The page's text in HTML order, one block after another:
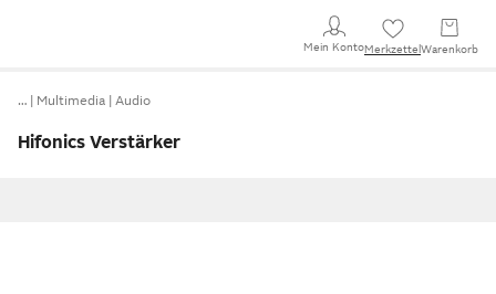
Mein KontoMerkzettel Warenkorb
… Multimedia Audio
Hifonics Verstärker